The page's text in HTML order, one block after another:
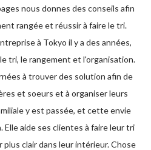
nous donnes des conseils afin
rangée et réussir à faire le tri.
à Tokyo il y a des années,
tri, le rangement et l'organisation.
à trouver des solution afin de
et soeurs et à organiser leurs
y est passée, et cette envie
Elle aide ses clientes à faire leur tri
plus clair dans leur intérieur. Chose